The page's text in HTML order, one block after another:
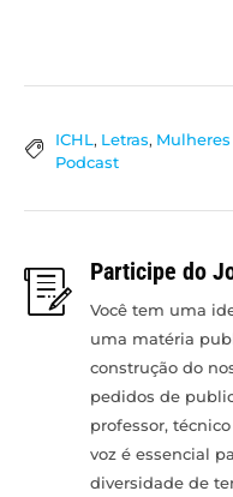
ICHL, Letras,
Podcast
Participe do
Você tem uma
uma matéria
construção do
pedidos de
professor,
voz é essencial
diversidade de